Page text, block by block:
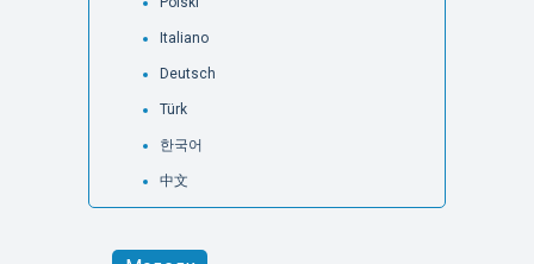
Italiano
Deutsch
Türk
한국어
中文